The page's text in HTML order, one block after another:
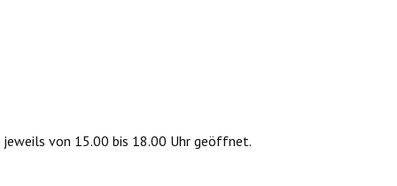
von 15.00 bis 18.00 Uhr geöffnet.